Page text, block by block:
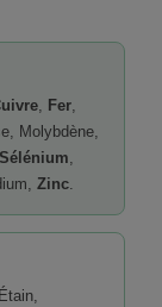
, Fer,
Molybdène,
Sélénium,
Zinc.